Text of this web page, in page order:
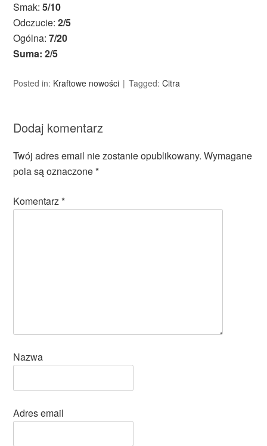
Smak:5/10
Odczucie:2/5
Ogólna:7/20
Suma: 2/5
Posted in: Kraftowe nowości Tagged:Citra
Dodaj komentarz
Twój adres email nie zostanie opublikowany. Wymagane
pola są oznaczone*
Komentarz*
Nazwa
Adres email